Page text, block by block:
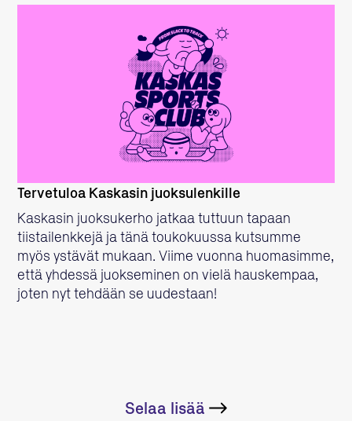
LUE LISÄÄ
Tervetuloa Kaskasin juoksulenkille
Kaskasin juoksukerho jatkaa tuttuun tapaan
tiistailenkkejä ja tänä toukokuussa kutsumme
myös ystävät mukaan. Viime vuonna huomasimme,
että yhdessä juokseminen on vielä hauskempaa,
joten nyt tehdään se uudestaan!
Selaa lisää